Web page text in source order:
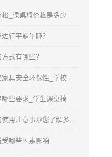
_课桌椅价格是多少
行平躺午睡？
式有哪些？
些要求_学生课桌椅
哪些因素影响